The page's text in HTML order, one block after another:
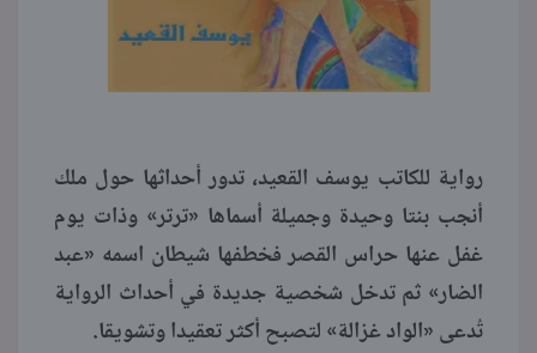
رواية للكاتب يوسف القعيد، تدور أحداثها حول ملك
أنجب بنتا وحيدة وجميلة أسماها «ترتر» وذات يوم
غفل عنها حراس القصر فخطفها شيطان اسمه «عبد
الضار» ثم تدخل شخصية جديدة في أحداث الرواية
تُدعى «الواد غزالة» لتصبح أكثر تعقيدا وتشويقا.